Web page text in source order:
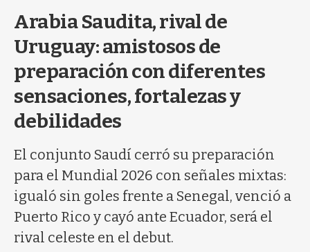
Arabia Saudita, rival de
Uruguay: amistosos de
preparación con diferentes
sensaciones, fortalezas y
debilidades
El conjunto Saudí cerró su preparación
para el Mundial 2026 con señales mixtas:
igualó sin goles frente a Senegal, venció a
Puerto Rico y cayó ante Ecuador, será el
rival celeste en el debut.